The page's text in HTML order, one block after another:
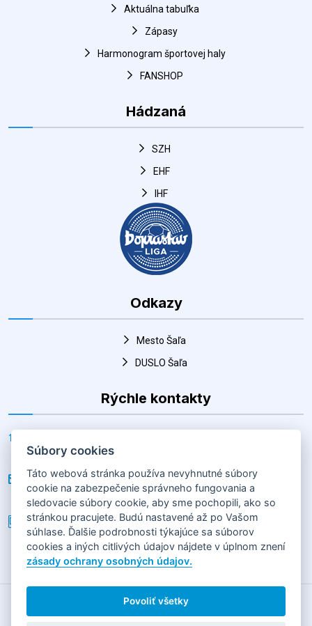
Hádzaná
EHF
Odkazy
DUSLO Šaľa
Rýchle kontakty
Horná 30, Šaľa 927 01, Slovenská republika
Telefón
+(421) 903 856 977
2026 HÁDZANÁRSKY KLUB SLOVAN DUSLO ŠAĽAHorná 30,
92701 Šaľa
GDPR|COOKIES
Obsah tejto stránky je vlastníctvom jej prevádzkovateľa
Súbory cookies
Táto webová stránka používa nevyhnutné súbory
cookie na zabezpečenie správneho fungovania a
sledovacie súbory cookie, aby sme pochopili, ako so
stránkou pracujete. Budú nastavené až po Vašom
súhlase. Ďalšie podrobnosti týkajúce sa súborov
cookies a iných citlivých údajov nájdete v úplnom znení
zásady ochrany osobných údajov.
Povoliť všetky